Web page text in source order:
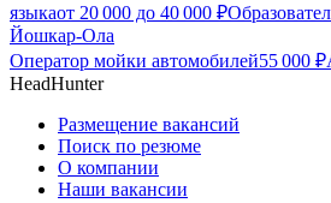
языкаот 20 000 до 40 000 ₽
Йошкар-Ола
Оператор мойки автомобилей55 000 ₽
HeadHunter
Размещение вакансий
Поиск по резюме
О компании
Наши вакансии